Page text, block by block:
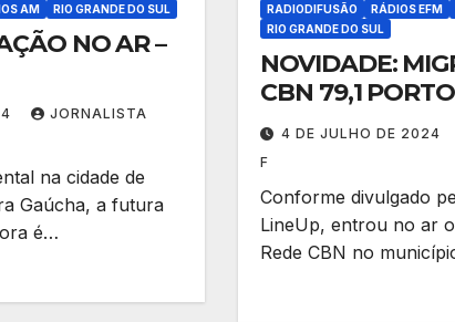
AM RIO GRANDE DO SUL
NO AR –
JORNALISTA
na cidade de
Gaúcha, a futura
é…
RADIODIFUSÃO
RÁDIOS EFM
RIO GRANDE DO SUL
NOVIDADE:
CBN 79,1
4 DE JULHO DE 2024
F
Conforme divulgado
LineUp, entrou no ar
Rede CBN no